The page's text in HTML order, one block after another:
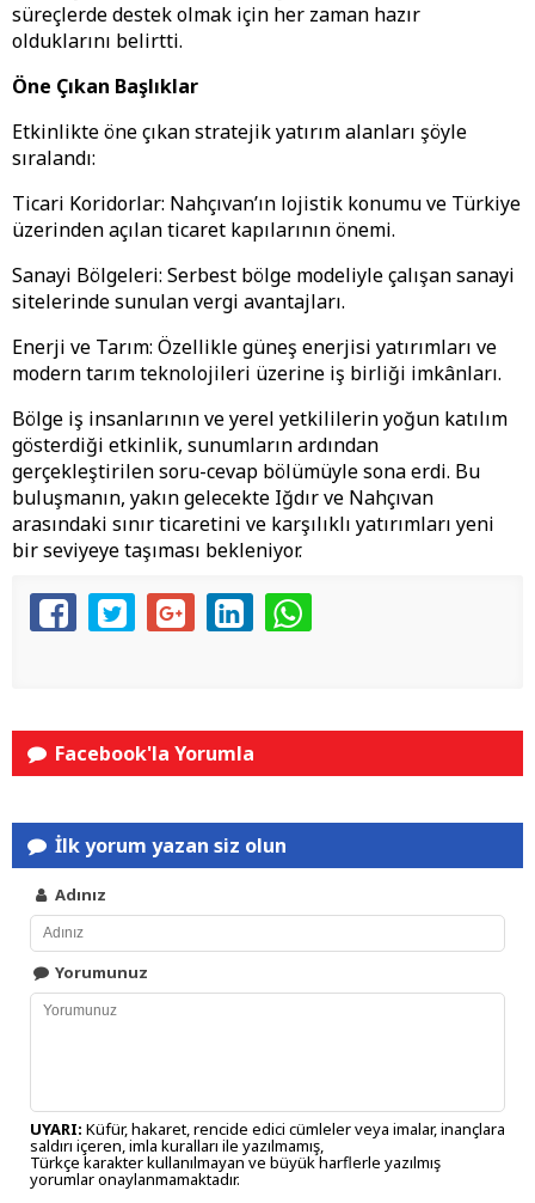
süreçlerde destek olmak için her zaman hazır
olduklarını belirtti.
​Öne Çıkan Başlıklar
​Etkinlikte öne çıkan stratejik yatırım alanları şöyle
sıralandı:
​Ticari Koridorlar: Nahçıvan’ın lojistik konumu ve Türkiye
üzerinden açılan ticaret kapılarının önemi.
​Sanayi Bölgeleri: Serbest bölge modeliyle çalışan sanayi
sitelerinde sunulan vergi avantajları.
​Enerji ve Tarım: Özellikle güneş enerjisi yatırımları ve
modern tarım teknolojileri üzerine iş birliği imkânları.
​Bölge iş insanlarının ve yerel yetkililerin yoğun katılım
gösterdiği etkinlik, sunumların ardından
gerçekleştirilen soru-cevap bölümüyle sona erdi. Bu
buluşmanın, yakın gelecekte Iğdır ve Nahçıvan
arasındaki sınır ticaretini ve karşılıklı yatırımları yeni
bir seviyeye taşıması bekleniyor.
Facebook'la Yorumla
İlk yorum yazan siz olun
Adınız
Yorumunuz
UYARI: Küfür, hakaret, rencide edici cümleler veya imalar, inançlara
saldırı içeren, imla kuralları ile yazılmamış,
Türkçe karakter kullanılmayan ve büyük harflerle yazılmış
yorumlar onaylanmamaktadır.